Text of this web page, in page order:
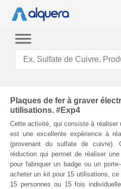
Plaques de fer à graver
utilisations. #Exp4
Cette activité, qui consiste à réaliser
est une excellente expérience à
(provenant du sulfate de cuivre).
réduction qui permet de réaliser
pour fabriquer un badge ou un
acheter un kit pour 15 utilisations,
15 personnes ou 15 fois